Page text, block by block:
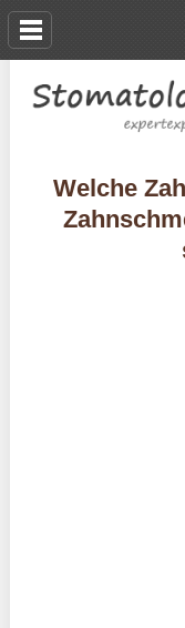
Welche